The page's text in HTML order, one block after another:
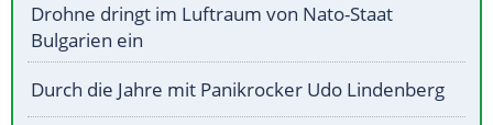
Drohne dringt im Luftraum von Nato-Staat
Bulgarien ein
Durch die Jahre mit Panikrocker Udo Lindenberg